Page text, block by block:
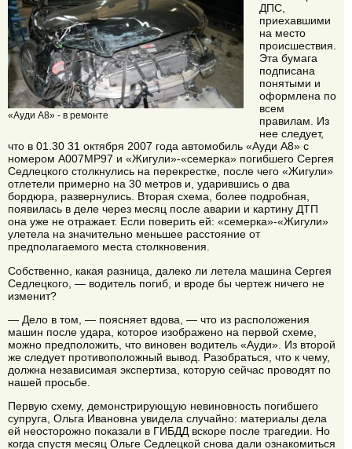
«Ауди А8» - в ремонте
ДПС,
приехавшими
на место
происшествия.
Эта бумага
подписана
понятыми и
оформлена по
всем
правилам. Из
нее следует,
что в 01.30 31 октября 2007 года автомобиль «Ауди А8» с
номером А007МР97 и «Жигули»-«семерка» погибшего Сергея
Седлецкого столкнулись на перекрестке, после чего «Жигули»
отлетели примерно на 30 метров и, ударившись о два
бордюра, развернулись. Вторая схема, более подробная,
появилась в деле через месяц после аварии и картину ДТП
она уже не отражает. Если поверить ей: «семерка»-«Жигули»
улетела на значительно меньшее расстояние от
предполагаемого места столкновения.
Собственно, какая разница, далеко ли летела машина Сергея
Седлецкого, — водитель погиб, и вроде бы чертеж ничего не
изменит?
— Дело в том, — поясняет вдова, — что из расположения
машин после удара, которое изображено на первой схеме,
можно предположить, что виновен водитель «Ауди». Из второй
же следует противоположный вывод. Разобраться, что к чему,
должна независимая экспертиза, которую сейчас проводят по
нашей просьбе.
Первую схему, демонстрирующую невиновность погибшего
супруга, Ольга Ивановна увидела случайно: материалы дела
ей неосторожно показали в ГИБДД вскоре после трагедии. Но
когда спустя месяц Ольге Седлецкой снова дали ознакомиться